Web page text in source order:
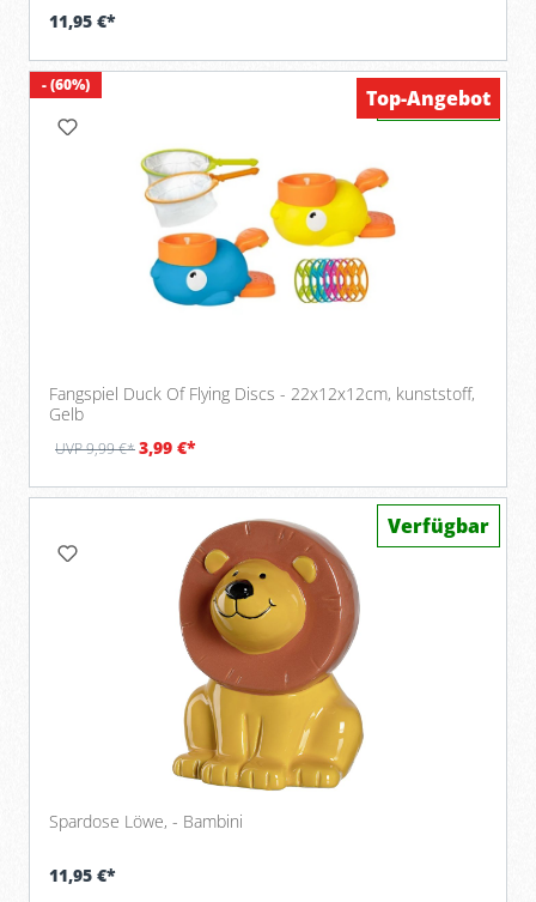
11,95 €*
- (60%)
Fangspiel Duck Of Flying Discs - 22x12x12cm, kunststoff,
Gelb
UVP 9,99 €*3,99 €*
Verfügbar
Top-Angebot
Spardose Löwe, - Bambini
11,95 €*
Verfügbar